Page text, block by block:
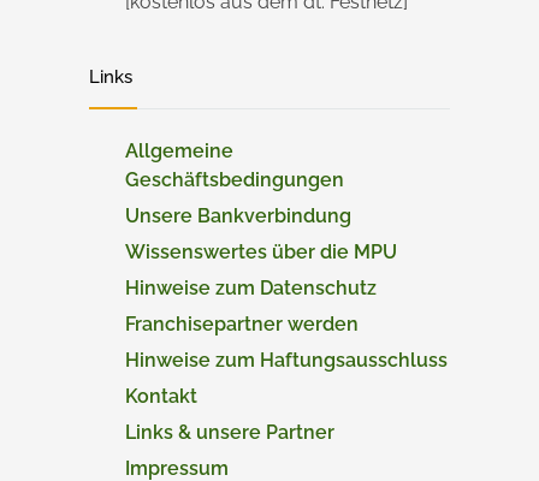
Links
Allgemeine
Geschäftsbedingungen
Unsere Bankverbindung
Wissenswertes über die MPU
Hinweise zum Datenschutz
Franchisepartner werden
Hinweise zum Haftungsausschluss
Kontakt
Links & unsere Partner
Impressum